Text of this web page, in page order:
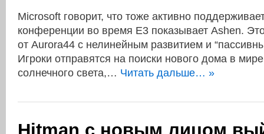
Microsoft говорит, что тоже активно
конференции во время E3 показывает Ashen.
от Aurora44 с нелинейным развитием и
Игроки отправятся на поиски нового дома в
солнечного света,… Читать дальше… »